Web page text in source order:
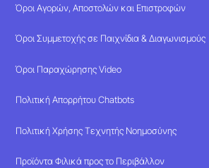
Όροι Αγορών, Αποστολών και Επιστροφών
Όροι Συμμετοχής σε Παιχνίδια & Διαγωνισμούς
Όροι Παραχώρησης Video
Πολιτική Απορρήτου Chatbots
Πολιτική Χρήσης Τεχνητής Νοημοσύνης
Προϊόντα Φιλικά προς το Περιβάλλον